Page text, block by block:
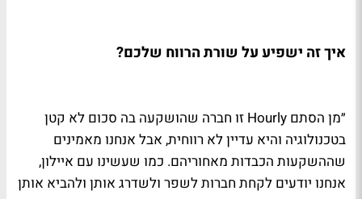
איך זה ישפיע על שורת הרווח שלכם?
״מן הסתם
Hourly זו חברה שהושקעה בה סכום לא קטן
בטכנולוגיה והיא עדיין לא רווחית, אבל אנחנו מאמינים
שההשקעות הכבדות מאחוריהם. כמו שעשינו עם איילון,
אנחנו יודעים לקחת חברות לשפר ולשדרג אותן ולהביא אותן